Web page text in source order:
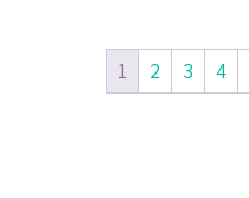
1 2 3 4